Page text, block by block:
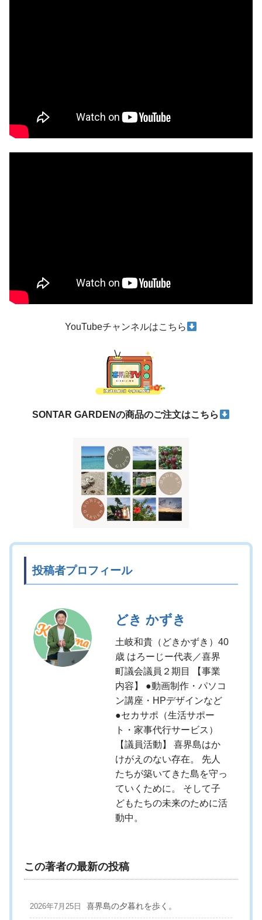
YouTubeチャンネルはこちら
SONTAR GARDENの商品のご注文はこちら
投稿者プロフィール
どき かずき
土岐和貴（どきかずき）40
歳 はろーじー代表／喜界
町議会議員２期目 【事業
内容】 ●動画制作・パソコ
ン講座・HPデザインなど
●セカサポ（生活サポー
ト・家事代行サービス）
【議員活動】 喜界島はか
けがえのない存在。 先人
たちが築いてきた島を守っ
ていくために。 そして子
どもたちの未来のために活
動中。
この著者の最新の投稿
2026年7月25日 喜界島の夕暮れを歩く。